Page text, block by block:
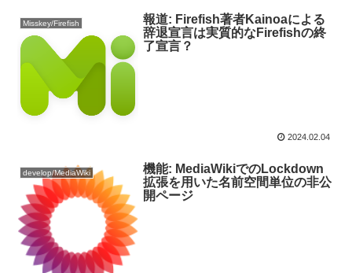
Misskey/Firefish
報道: Firefish著者Kainoaによる
辞退宣言は実質的なFirefishの終
了宣言？
2024.02.04
develop/MediaWiki
機能: MediaWikiでのLockdown
拡張を用いた名前空間単位の非公
開ページ